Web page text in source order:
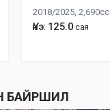
2018/2025, 2,690cc
Үнэ: 125.0 сая
БАЙРШИЛ